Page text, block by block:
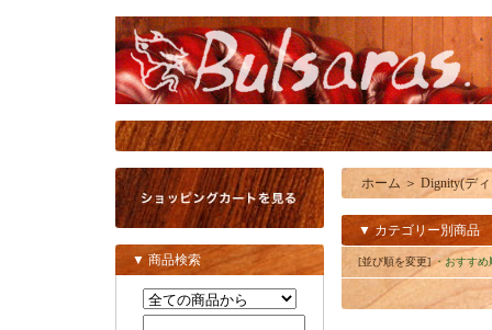
▼ 商品検索
ホーム ＞ Dignity(デ
▼ カテゴリー別商品
[並び順を変更]・おすすめ